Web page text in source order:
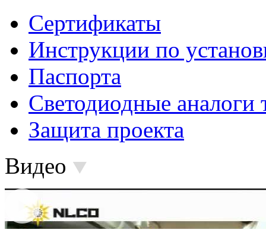
Сертификаты
Инструкции по
Паспорта
Светодиодные аналоги
Защита проекта
Видео